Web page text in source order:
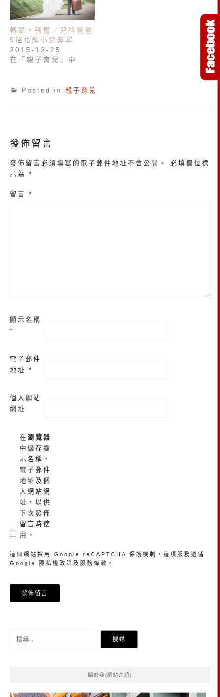
轉錄。張璽／兒科爸爸
5招化解小兒鼻塞
2015-12-25
在「親子育兒」中
Posted in 親子育兒
發佈留言
發佈留言必須填寫的電子郵件地址不會公開。
必填欄位標
示為 *
留言 *
顯示名稱
*
電子郵件
地址 *
個人網站
網址
在 瀏覽器
中儲存顯
示名稱、
電子郵件
地址及個
人網站網
址，以供
下次發佈
留言時使
用。
這個網站採用 Google reCAPTCHA 保護機制，這項服務遵循
Google
隱私權政策 及 服務條款 。
關於我(網站介紹)